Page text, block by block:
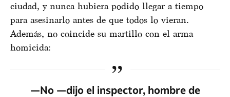
ciudad, y nunca hubiera podido llegar a tiempo
para asesinarlo antes de que todos lo vieran.
Además, no coincide su martillo con el arma
homicida:
—No —dijo el inspector, hombre de